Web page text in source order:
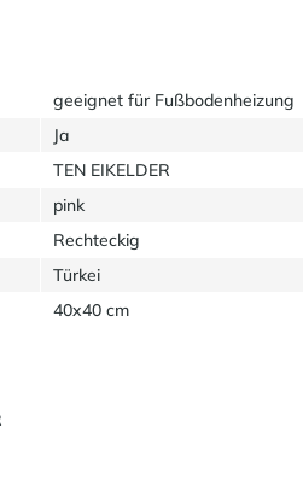
geeignet für Fußbodenheizung
Ja
TEN EIKELDER
pink
Rechteckig
Türkei
40x40 cm